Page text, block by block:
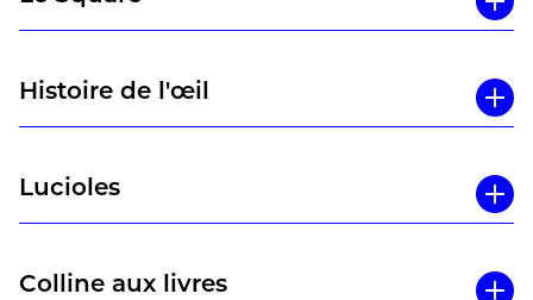
Histoire de l'œil
Lucioles
Colline aux livres